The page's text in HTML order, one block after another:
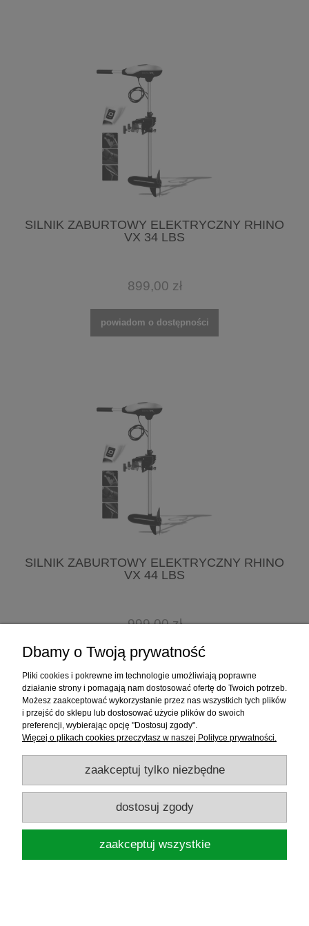
SILNIK ZABURTOWY ELEKTRYCZNY RHINO
VX 34 LBS
899,00 zł
powiadom o dostępności
SILNIK ZABURTOWY ELEKTRYCZNY RHINO
VX 44 LBS
999,00 zł
powiadom o dostępności
Dbamy o Twoją prywatność
Pliki cookies i pokrewne im technologie umożliwiają poprawne
działanie strony i pomagają nam dostosować ofertę do Twoich potrzeb.
Możesz zaakceptować wykorzystanie przez nas wszystkich tych plików
i przejść do sklepu lub dostosować użycie plików do swoich
preferencji, wybierając opcję "Dostosuj zgody".
Więcej o plikach cookies przeczytasz w naszej Polityce prywatności.
zaakceptuj tylko niezbędne
dostosuj zgody
zaakceptuj wszystkie